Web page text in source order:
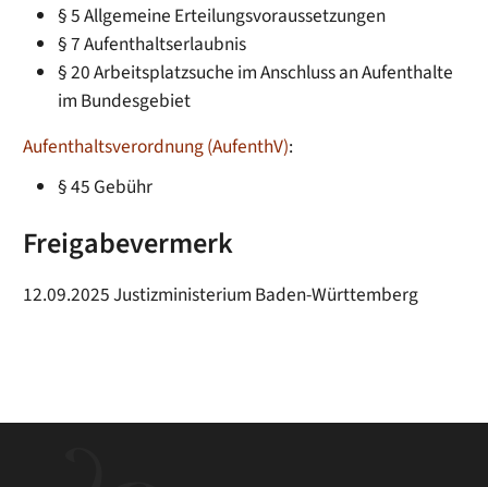
§ 5 Allgemeine Erteilungsvoraussetzungen
§ 7 Aufenthaltserlaubnis
§ 20 Arbeitsplatzsuche im Anschluss an Aufenthalte
im Bundesgebiet
Aufenthaltsverordnung (AufenthV):
§ 45 Gebühr
Freigabevermerk
12.09.2025 Justizministerium Baden-Württemberg